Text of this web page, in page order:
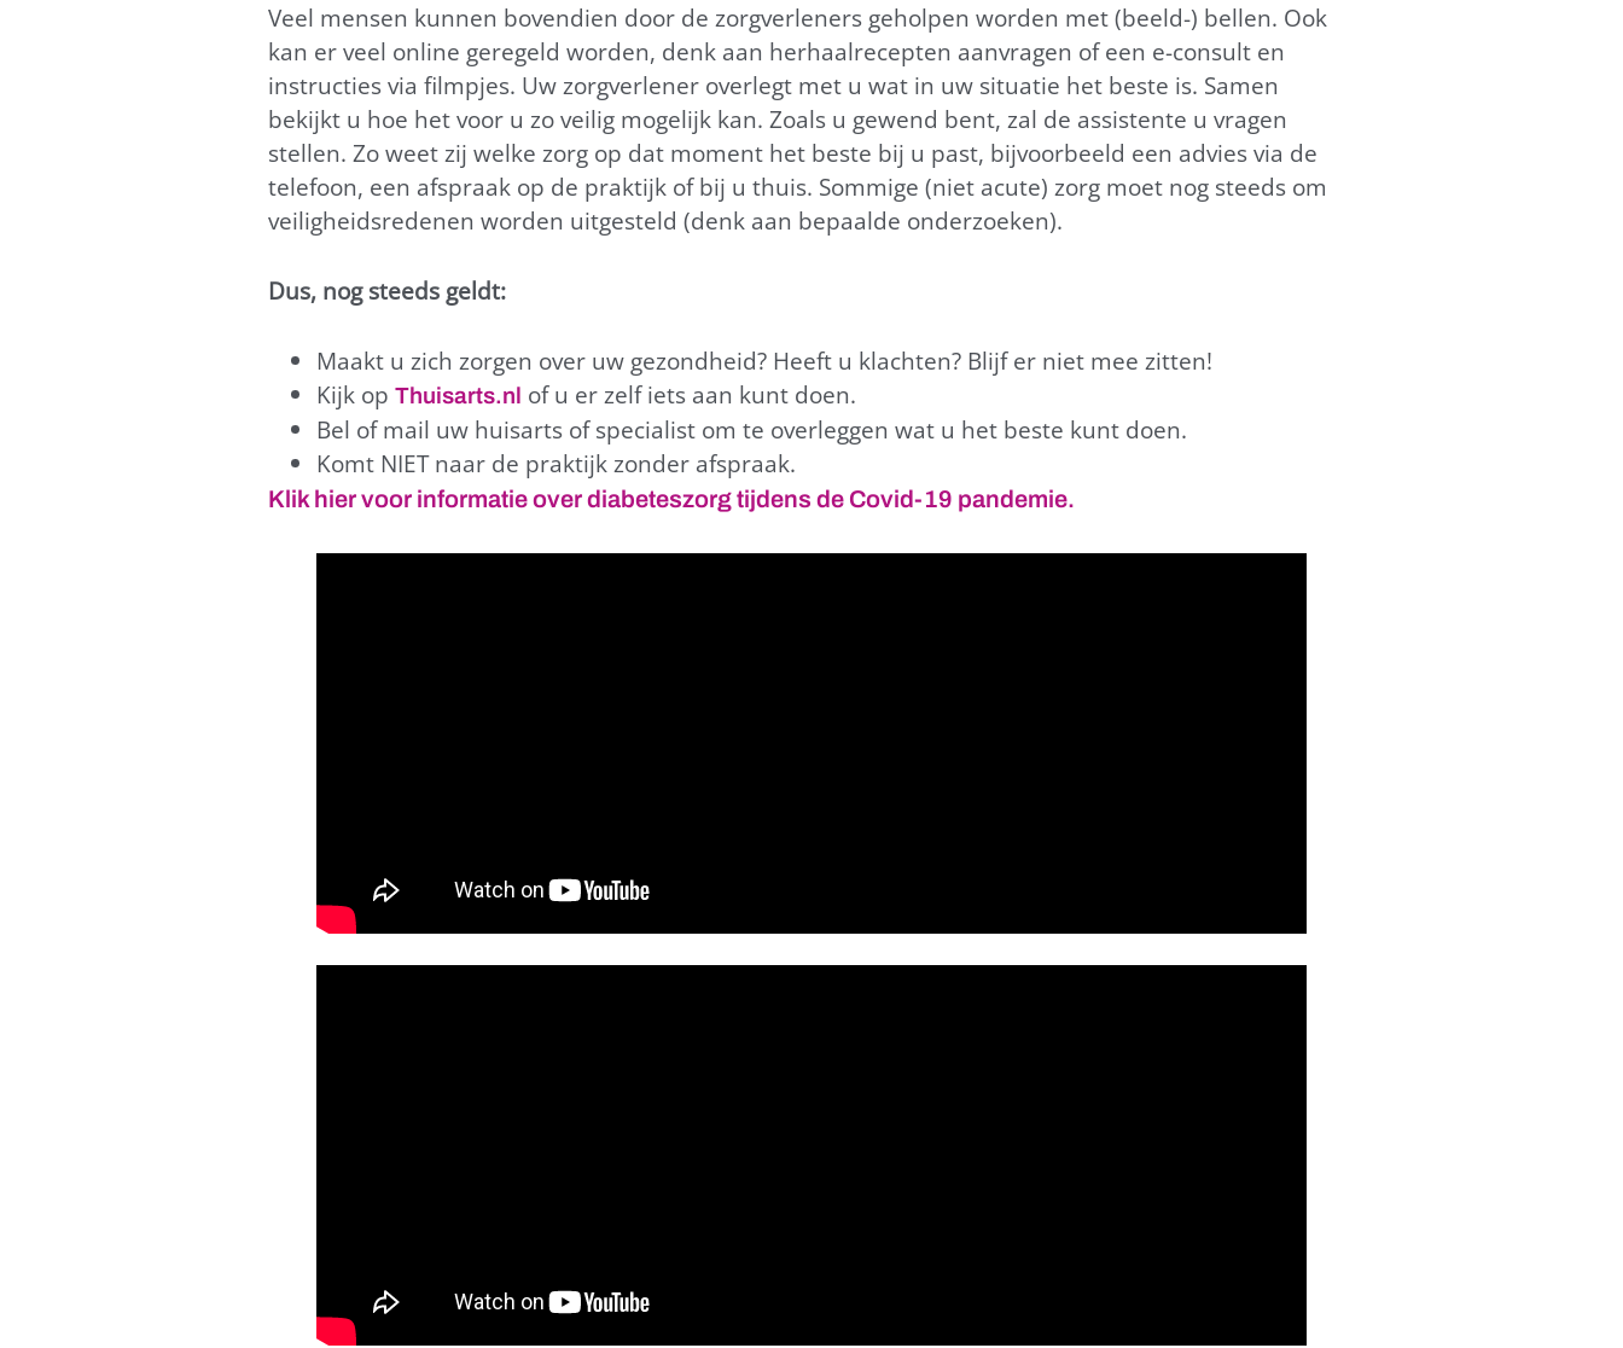
Veel mensen kunnen bovendien door de zorgverleners geholpen worden met (beeld-) bellen. Ook
kan er veel online geregeld worden, denk aan herhaalrecepten aanvragen of een e-consult en
instructies via filmpjes. Uw zorgverlener overlegt met u wat in uw situatie het beste is. Samen
bekijkt u hoe het voor u zo veilig mogelijk kan. Zoals u gewend bent, zal de assistente u vragen
stellen. Zo weet zij welke zorg op dat moment het beste bij u past, bijvoorbeeld een advies via de
telefoon, een afspraak op de praktijk of bij u thuis. Sommige (niet acute) zorg moet nog steeds om
veiligheidsredenen worden uitgesteld (denk aan bepaalde onderzoeken).
Dus, nog steeds geldt:
Maakt u zich zorgen over uw gezondheid? Heeft u klachten? Blijf er niet mee zitten!
Kijk op Thuisarts.nl of u er zelf iets aan kunt doen.
Bel of mail uw huisarts of specialist om te overleggen wat u het beste kunt doen.
Komt NIET naar de praktijk zonder afspraak.
Klik hier voor informatie over diabeteszorg tijdens de Covid-19 pandemie.